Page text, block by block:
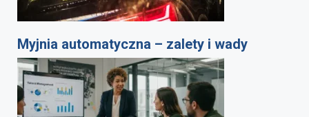
Myjnia automatyczna – zalety i wady